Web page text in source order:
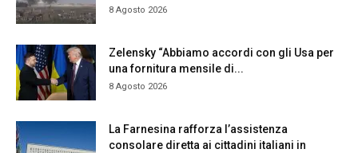
8 Agosto 2026
Zelensky “Abbiamo accordi con gli Usa per
una fornitura mensile di...
8 Agosto 2026
La Farnesina rafforza l’assistenza
consolare diretta ai cittadini italiani in